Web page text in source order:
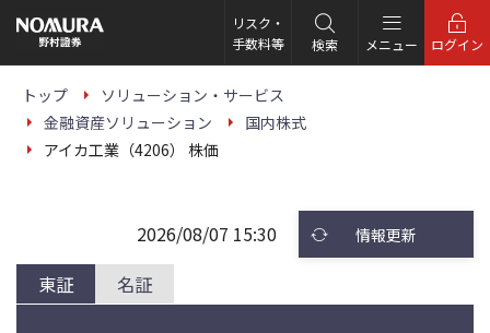
の
ー
リスク・
手数料等
検索 メニュー ログイン
トップ
ソリューション・サービス
金融資産ソリューション
国内株式
アイカ工業（4206） 株価
東証 名証
2026/08/07 15:30 情報更新